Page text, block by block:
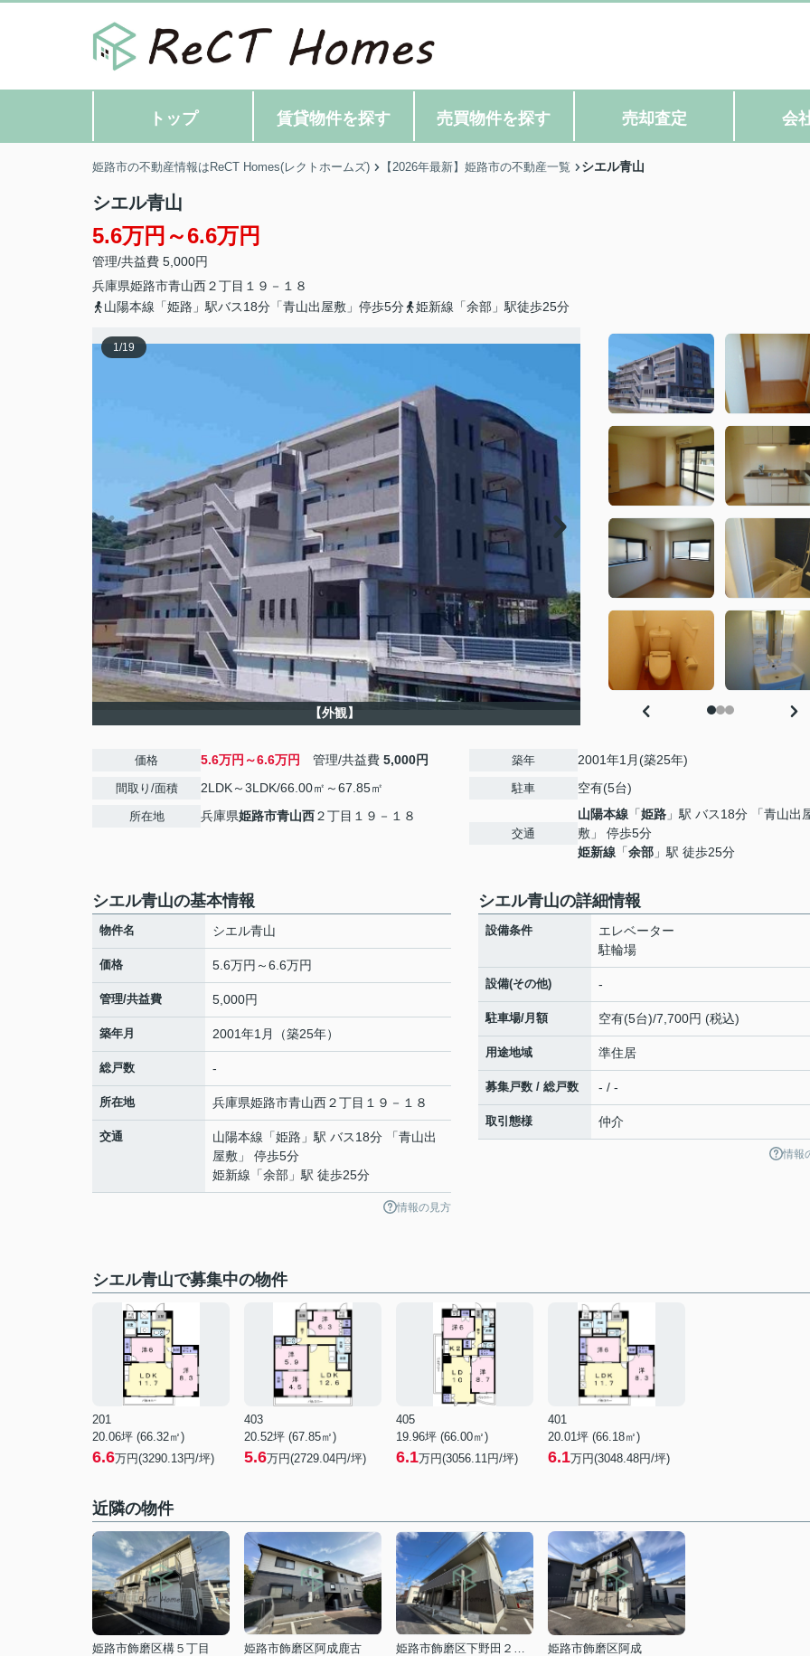
トップ 賃貸物件を探す 売買物件を探す 売却査定 会
姫路市の不動産情報はReCT Homes(レクトホームズ) 【2026年最新】姫路市の不動産一覧 シエル青山
シエル青山
5.6万円～6.6万円
管理/共益費 5,000円
兵庫県姫路市青山西２丁目１９－１８
山陽本線「姫路」駅バス18分「青山出屋敷」停歩5分
姫新線「余部」駅徒歩25分
1/19
【外観】
価格 5.6万円～6.6万円 管理/共益費 5,000円
間取り/面積 2LDK～3LDK/66.00㎡～67.85㎡
所在地 兵庫県姫路市青山西２丁目１９－１８
築年 2001年1月(築25年)
駐車 空有(5台)
交通
山陽本線 「姫路 」駅 バス18分 「青山出
敷」 停歩5分
姫新線 「余部 」駅 徒歩25分
シエル青山の基本情報
物件名 シエル青山
価格 5.6万円～6.6万円
管理/共益費 5,000円
築年月 2001年1月（築25年）
総戸数 -
所在地 兵庫県姫路市青山西２丁目１９－１８
交通 山陽本線 「姫路 」駅 バス18分 「青山出
屋敷」 停歩5分
姫新線 「余部 」駅 徒歩25分
情報の見方
シエル青山の詳細情報
設備条件
エレベーター
駐輪場
設備(その他) -
駐車場/月額 空有(5台)/7,700円 (税込)
用途地域 準住居
募集戸数 / 総戸数 - / -
取引態様 仲介
情報
シエル青山で募集中の物件
201
20.06坪 (66.32㎡)
6.6万円(3290.13円/坪)
403
20.52坪 (67.85㎡)
5.6万円(2729.04円/坪)
405
19.96坪 (66.00㎡)
6.1万円(3056.11円/坪)
401
20.01坪 (66.18㎡)
6.1万円(3048.48円/坪)
近隣の物件
姫路市飾磨区構５丁目
姫路市飾磨区阿成鹿古
姫路市飾磨区下野田２丁目
姫路市飾磨区阿成